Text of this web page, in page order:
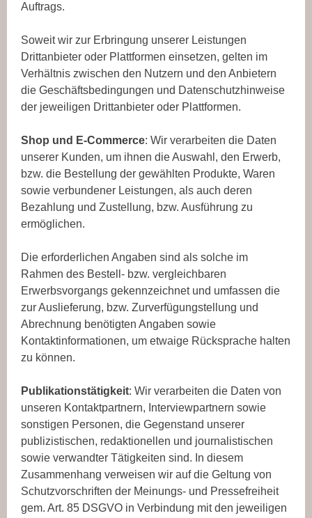
Auftrags.
Soweit wir zur Erbringung unserer Leistungen
Drittanbieter oder Plattformen einsetzen, gelten im
Verhältnis zwischen den Nutzern und den Anbietern
die Geschäftsbedingungen und Datenschutzhinweise
der jeweiligen Drittanbieter oder Plattformen.
Shop und E-Commerce: Wir verarbeiten die Daten
unserer Kunden, um ihnen die Auswahl, den Erwerb,
bzw. die Bestellung der gewählten Produkte, Waren
sowie verbundener Leistungen, als auch deren
Bezahlung und Zustellung, bzw. Ausführung zu
ermöglichen.
Die erforderlichen Angaben sind als solche im
Rahmen des Bestell- bzw. vergleichbaren
Erwerbsvorgangs gekennzeichnet und umfassen die
zur Auslieferung, bzw. Zurverfügungstellung und
Abrechnung benötigten Angaben sowie
Kontaktinformationen, um etwaige Rücksprache halten
zu können.
Publikationstätigkeit: Wir verarbeiten die Daten von
unseren Kontaktpartnern, Interviewpartnern sowie
sonstigen Personen, die Gegenstand unserer
publizistischen, redaktionellen und journalistischen
sowie verwandter Tätigkeiten sind. In diesem
Zusammenhang verweisen wir auf die Geltung von
Schutzvorschriften der Meinungs- und Pressefreiheit
gem. Art. 85 DSGVO in Verbindung mit den jeweiligen